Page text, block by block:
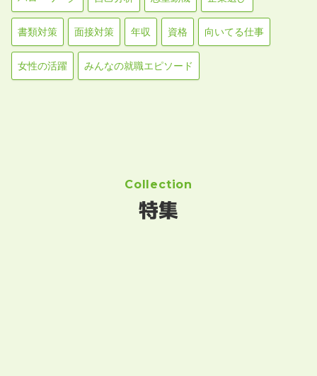
書類対策 面接対策 年収 資格 向いてる仕事
女性の活躍 みんなの就職エピソード
Collection
特集